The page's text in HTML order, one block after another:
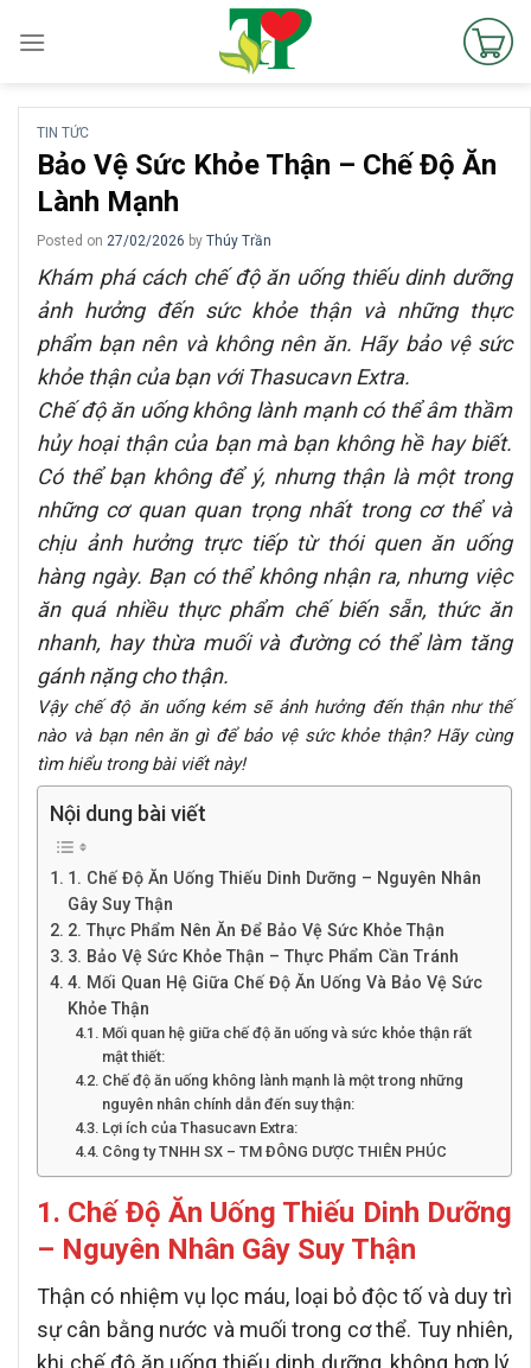
TIN TỨC
Bảo Vệ Sức Khỏe Thận – Chế Độ Ăn
Lành Mạnh
Posted on 27/02/2026 by Thúy Trần
Khám phá cách chế độ ăn uống thiếu dinh dưỡng
ảnh hưởng đến sức khỏe thận và những thực
phẩm bạn nên và không nên ăn. Hãy bảo vệ sức
khỏe thận của bạn với Thasucavn Extra.
Chế độ ăn uống không lành mạnh có thể âm thầm
hủy hoại thận của bạn mà bạn không hề hay biết.
Có thể bạn không để ý, nhưng thận là một trong
những cơ quan quan trọng nhất trong cơ thể và
chịu ảnh hưởng trực tiếp từ thói quen ăn uống
hàng ngày. Bạn có thể không nhận ra, nhưng việc
ăn quá nhiều thực phẩm chế biến sẵn, thức ăn
nhanh, hay thừa muối và đường có thể làm tăng
gánh nặng cho thận.
Vậy chế độ ăn uống kém sẽ ảnh hưởng đến thận như thế
nào và bạn nên ăn gì để bảo vệ sức khỏe thận? Hãy cùng
tìm hiểu trong bài viết này!
Nội dung bài viết
1. Chế Độ Ăn Uống Thiếu Dinh Dưỡng – Nguyên Nhân
Gây Suy Thận
2. Thực Phẩm Nên Ăn Để Bảo Vệ Sức Khỏe Thận
3. Bảo Vệ Sức Khỏe Thận – Thực Phẩm Cần Tránh
4. Mối Quan Hệ Giữa Chế Độ Ăn Uống Và Bảo Vệ Sức
Khỏe Thận
Mối quan hệ giữa chế độ ăn uống và sức khỏe thận rất
mật thiết:
Chế độ ăn uống không lành mạnh là một trong những
nguyên nhân chính dẫn đến suy thận:
Lợi ích của Thasucavn Extra:
Công ty TNHH SX – TM ĐÔNG DƯỢC THIÊN PHÚC
1. Chế Độ Ăn Uống Thiếu Dinh Dưỡng
– Nguyên Nhân Gây Suy Thận
Thận có nhiệm vụ lọc máu, loại bỏ độc tố và duy trì
sự cân bằng nước và muối trong cơ thể. Tuy nhiên,
khi chế độ ăn uống thiếu dinh dưỡng, không hợp lý,